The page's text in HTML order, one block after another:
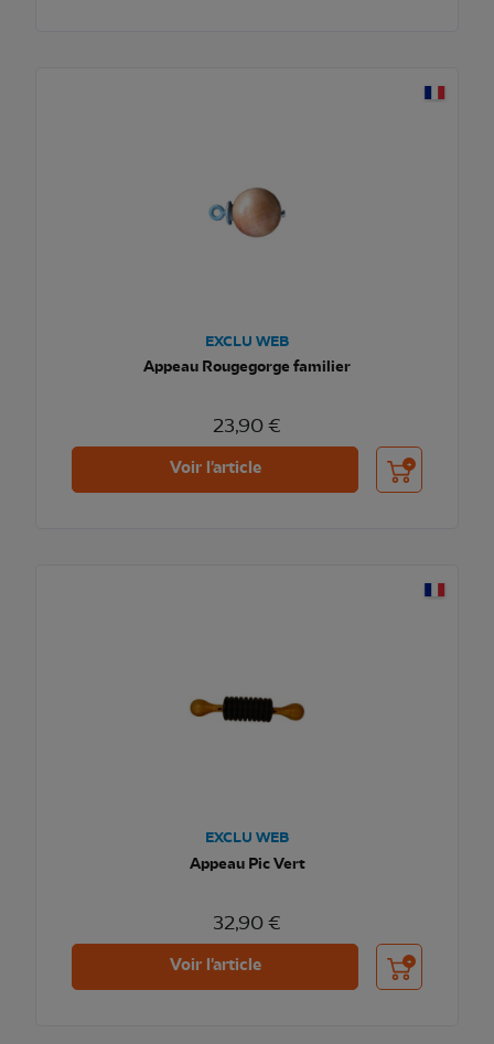
EXCLU WEB
Appeau Rougegorge familier
23,90 €
Voir l'article Ajouter au
EXCLU WEB
Appeau Pic Vert
32,90 €
Voir l'article Ajouter au